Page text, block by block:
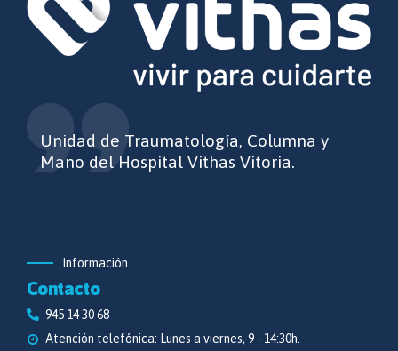
Unidad de Traumatología, Columna y
Mano del Hospital Vithas Vitoria.
Información
Contacto
945 14 30 68
Atención telefónica: Lunes a viernes, 9 - 14:30h.